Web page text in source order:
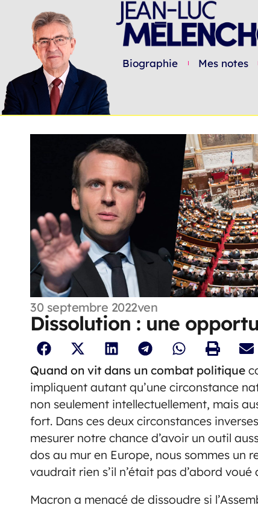
Biographie Mes notes
30 septembre 2022ven
Dissolution : une
Quand on vit dans un combat politique
impliquent autant qu’une circonstance
non seulement intellectuellement, mais
fort. Dans ces deux circonstances
mesurer notre chance d’avoir un outil
dos au mur en Europe, nous sommes un
vaudrait rien s’il n’était pas d’abord
Macron a menacé de dissoudre si